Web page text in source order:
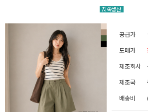
공급가
도매가
제조회사
제조국
배송비